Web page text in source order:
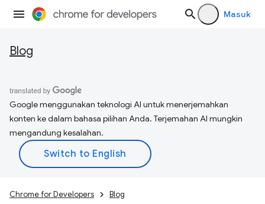
Masuk
Blog
Google menggunakan teknologi AI untuk menerjemahkan
konten ke dalam bahasa pilihan Anda. Terjemahan AI mungkin
mengandung kesalahan.
Chrome for Developers Blog